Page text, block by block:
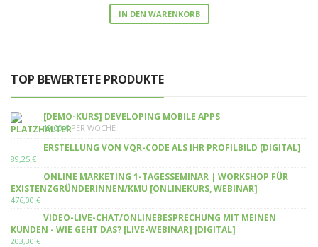
IN DEN WARENKORB
TOP BEWERTETE PRODUKTE
[DEMO-KURS] DEVELOPING MOBILE APPS
19,00€PER WOCHE
ERSTELLUNG VON VQR-CODE ALS IHR PROFILBILD [DIGITAL]
89,25 €
ONLINE MARKETING 1-TAGESSEMINAR | WORKSHOP FÜR
EXISTENZGRÜNDERINNEN/KMU [ONLINEKURS, WEBINAR]
476,00 €
VIDEO-LIVE-CHAT/ONLINEBESPRECHUNG MIT MEINEN
KUNDEN - WIE GEHT DAS? [LIVE-WEBINAR] [DIGITAL]
203,30 €